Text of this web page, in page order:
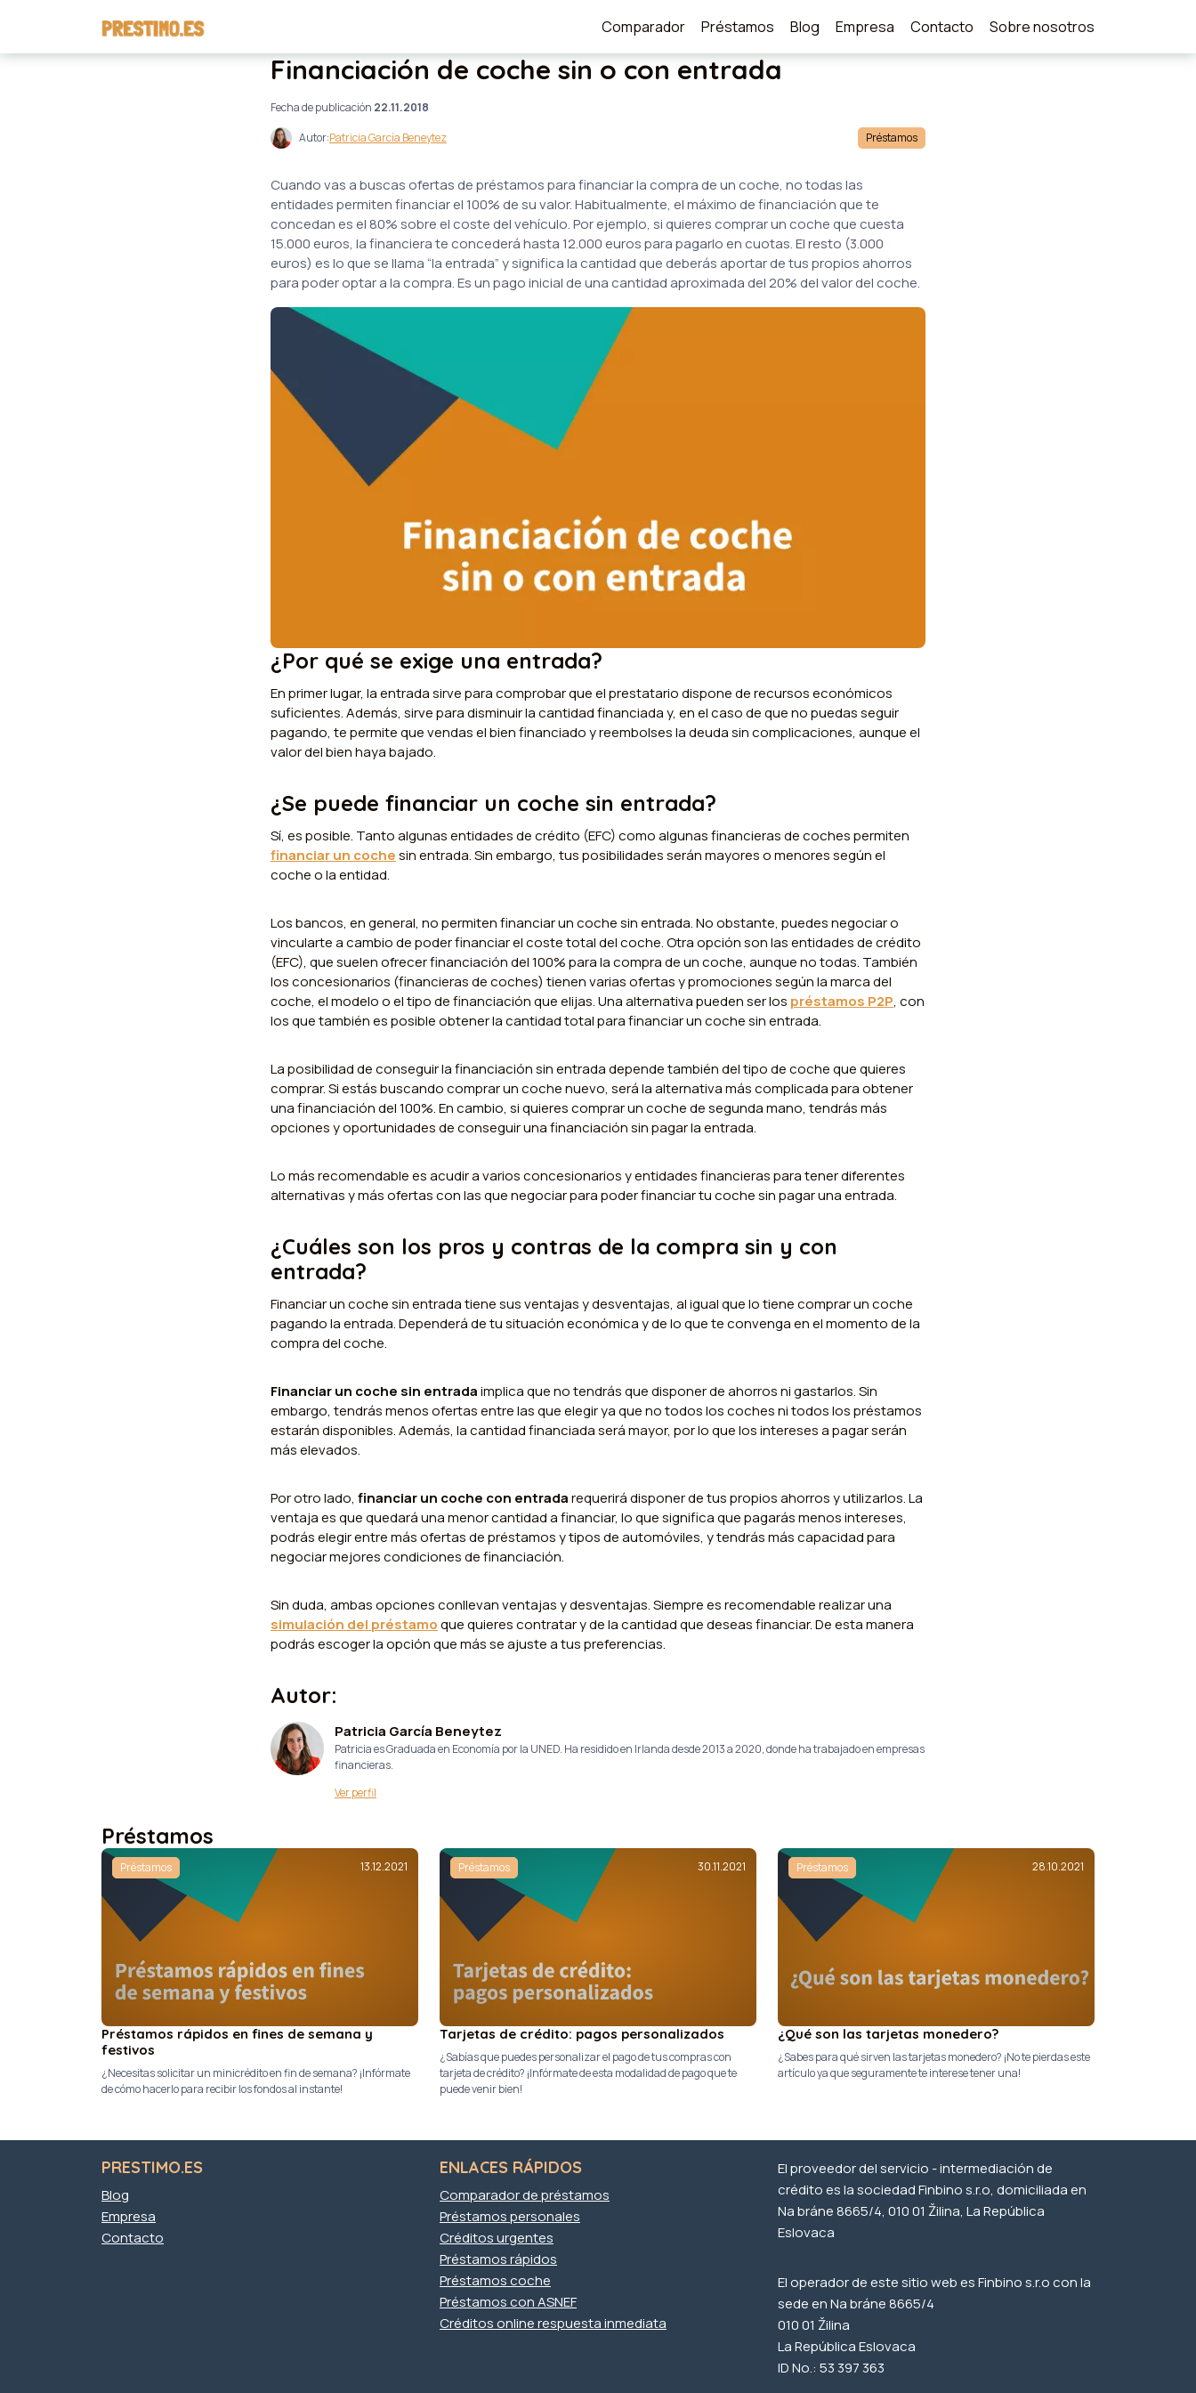
Comparador Préstamos Blog Empresa Contacto Sobre nosotros
Financiación de coche sin o con entrada
Fecha de publicación 22.11.2018
Autor:Patricia García Beneytez Préstamos
Cuando vas a buscas ofertas de préstamos para financiar la compra de un coche, no todas las
entidades permiten financiar el 100% de su valor. Habitualmente, el máximo de financiación que te
concedan es el 80% sobre el coste del vehículo. Por ejemplo, si quieres comprar un coche que cuesta
15.000 euros, la financiera te concederá hasta 12.000 euros para pagarlo en cuotas. El resto (3.000
euros) es lo que se llama “la entrada” y significa la cantidad que deberás aportar de tus propios ahorros
para poder optar a la compra. Es un pago inicial de una cantidad aproximada del 20% del valor del coche.
¿Por qué se exige una entrada?
En primer lugar, la entrada sirve para comprobar que el prestatario dispone de recursos económicos
suficientes. Además, sirve para disminuir la cantidad financiada y, en el caso de que no puedas seguir
pagando, te permite que vendas el bien financiado y reembolses la deuda sin complicaciones, aunque el
valor del bien haya bajado.
¿Se puede financiar un coche sin entrada?
Sí, es posible. Tanto algunas entidades de crédito (EFC) como algunas financieras de coches permiten
financiar un cochesin entrada. Sin embargo, tus posibilidades serán mayores o menores según el
coche o la entidad.
Los bancos, en general, no permiten financiar un coche sin entrada. No obstante, puedes negociar o
vincularte a cambio de poder financiar el coste total del coche. Otra opción son las entidades de crédito
(EFC), que suelen ofrecer financiación del 100% para la compra de un coche, aunque no todas. También
los concesionarios (financieras de coches) tienen varias ofertas y promociones según la marca del
coche, el modelo o el tipo de financiación que elijas. Una alternativa pueden ser los préstamos P2P, con
los que también es posible obtener la cantidad total para financiar un coche sin entrada.
La posibilidad de conseguir la financiación sin entrada depende también del tipo de coche que quieres
comprar. Si estás buscando comprar un coche nuevo, será la alternativa más complicada para obtener
una financiación del 100%. En cambio, si quieres comprar un coche de segunda mano, tendrás más
opciones y oportunidades de conseguir una financiación sin pagar la entrada.
Lo más recomendable es acudir a varios concesionarios y entidades financieras para tener diferentes
alternativas y más ofertas con las que negociar para poder financiar tu coche sin pagar una entrada.
¿Cuáles son los pros y contras de la compra sin y con
entrada?
Financiar un coche sin entrada tiene sus ventajas y desventajas, al igual que lo tiene comprar un coche
pagando la entrada. Dependerá de tu situación económica y de lo que te convenga en el momento de la
compra del coche.
Financiar un coche sin entradaimplica que no tendrás que disponer de ahorros ni gastarlos. Sin
embargo, tendrás menos ofertas entre las que elegir ya que no todos los coches ni todos los préstamos
estarán disponibles. Además, la cantidad financiada será mayor, por lo que los intereses a pagar serán
más elevados.
Por otro lado, financiar un coche con entradarequerirá disponer de tus propios ahorros y utilizarlos. La
ventaja es que quedará una menor cantidad a financiar, lo que significa que pagarás menos intereses,
podrás elegir entre más ofertas de préstamos y tipos de automóviles, y tendrás más capacidad para
negociar mejores condiciones de financiación.
Sin duda, ambas opciones conllevan ventajas y desventajas. Siempre es recomendable realizar una
simulación del préstamoque quieres contratar y de la cantidad que deseas financiar. De esta manera
podrás escoger la opción que más se ajuste a tus preferencias.
Autor:
Patricia García Beneytez
Patricia es Graduada en Economía por la UNED. Ha residido en Irlanda desde 2013 a 2020, donde ha trabajado en empresas
financieras.
Ver perfil
Préstamos
Préstamos 13.12.2021
Préstamos rápidos en fines de semana y
festivos
¿Necesitas solicitar un minicrédito en fin de semana? ¡Infórmate
de cómo hacerlo para recibir los fondos al instante!
Préstamos 30.11.2021
Tarjetas de crédito: pagos personalizados
¿Sabías que puedes personalizar el pago de tus compras con
tarjeta de crédito? ¡Infórmate de esta modalidad de pago que te
puede venir bien!
Préstamos 28.10.2021
¿Qué son las tarjetas monedero?
¿Sabes para qué sirven las tarjetas monedero? ¡No te pierdas este
artículo ya que seguramente te interese tener una!
ENLACES RÁPIDOS
Comparador de préstamos
Préstamos personales
Créditos urgentes
Préstamos rápidos
Préstamos coche
Préstamos con ASNEF
Créditos online respuesta inmediata
PRESTIMO.ES
Blog
Empresa
Contacto
El proveedor del servicio - intermediación de
crédito es la sociedad Finbino s.r.o, domiciliada en
Na bráne 8665/4, 010 01 Žilina, La República
Eslovaca
El operador de este sitio web es Finbino s.r.o con la
sede en Na bráne 8665/4
010 01 Žilina
La República Eslovaca
ID No.: 53 397 363